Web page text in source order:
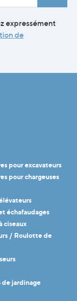
expressément
de
pour excavateurs
pour chargeuses
échafaudages
ciseaux
/ Roulotte de
de jardinage